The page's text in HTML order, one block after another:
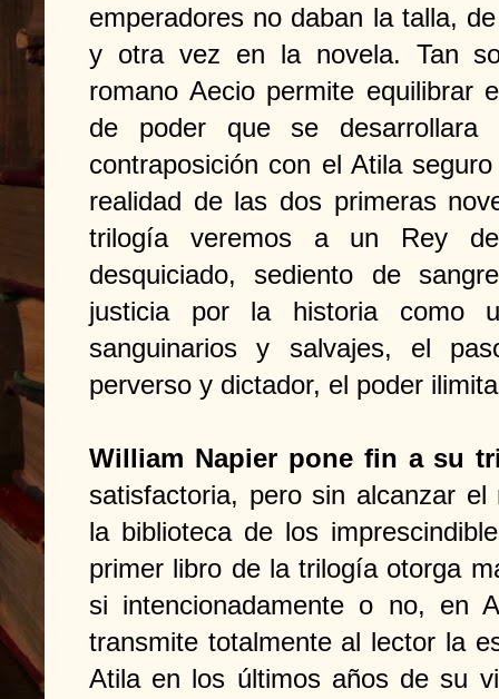
emperadores no daban la talla,
y otra vez en la novela. Tan
romano Aecio permite equilibrar
de poder que se
contraposición con el Atila
realidad de las dos primeras
trilogía veremos a un Rey
desquiciado, sediento de
justicia por la historia como
sanguinarios y salvajes, el
perverso y dictador, el poder
William Napier pone fin a su
satisfactoria, pero sin alcanzar
la biblioteca de los
primer libro de la trilogía otorga
si intencionadamente o no, en
transmite totalmente al lector la
Atila en los últimos años de su